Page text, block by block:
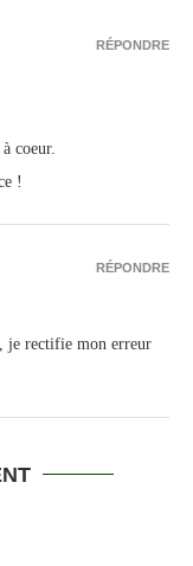
coeur.
!
RÉPONDRE
je rectifie mon erreur
RÉPONDRE